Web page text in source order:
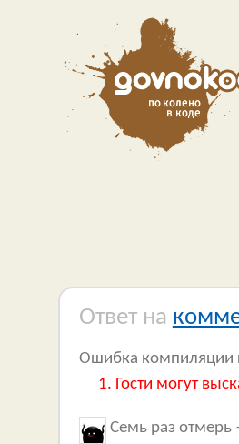
Ответ на
Ошибка компиляции
Гости могут
Семь раз